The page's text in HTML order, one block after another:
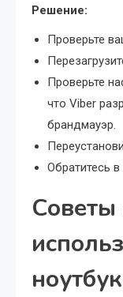
Решение:
Проверьте
Проверьте
что Viber
брандмауэр.
Обратитесь
Советы